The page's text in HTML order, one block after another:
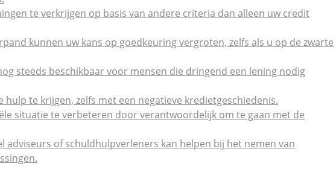
te verkrijgen op basis van andere criteria dan alleen uw credit
kunnen uw kans op goedkeuring vergroten, zelfs als u op de zwarte
steeds beschikbaar voor mensen die dringend een lening nodig
hulp te krijgen, zelfs met een negatieve kredietgeschiedenis.
situatie te verbeteren door verantwoordelijk om te gaan met de
adviseurs of schuldhulpverleners kan helpen bij het nemen van